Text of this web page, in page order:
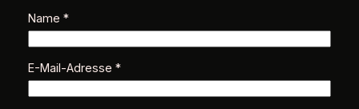
Name *
E-Mail-Adresse *